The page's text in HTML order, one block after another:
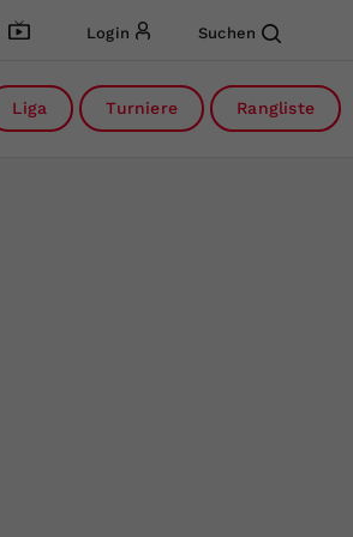
Login Suchen
Liga Turniere Rangliste